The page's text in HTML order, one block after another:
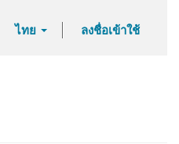
ไทย ลงชื่อเข้าใช้